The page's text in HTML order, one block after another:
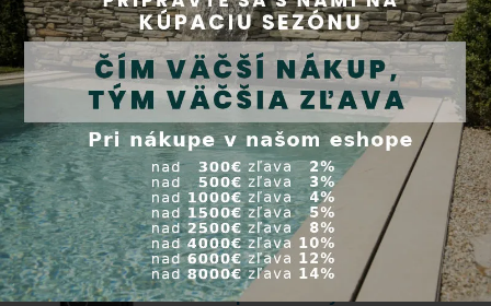
vs
Rozpočet na automatickú
sladkú chlórovú úpravu VA
dos BASIC Chlor - pH + ORP
(Pt)
Rozpočet pre dávkovaciu
stanicu ASEKO Asin Aqua
Oxygen vs
Rozpočet pre dávkovaciu
stanicu ASEKO Asin Aqua
SPA
Solinátory - slaná
úprava vody